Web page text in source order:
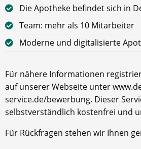
Die Apotheke befindet sich in
Team: mehr als 10 Mitarbeiter
Moderne und digitalisierte
Für nähere Informationen
auf unserer Webseite unter
service.de/bewerbung. Dieser
selbstverständlich kostenfrei und
Für Rückfragen stehen wir Ihnen